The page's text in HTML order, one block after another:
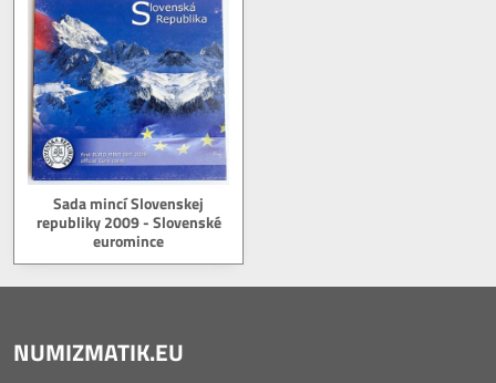
Sada mincí Slovenskej
republiky 2009 - Slovenské
euromince
NUMIZMATIK.EU